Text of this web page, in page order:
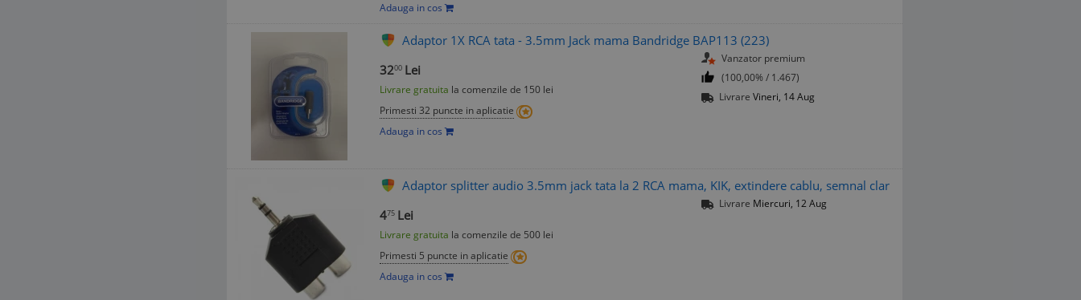
Adauga in cos
Adaptor 1X RCA tata - 3.5mm Jack mama Bandridge BAP113 (223)
3200 Lei
Livrare gratuita la comenzile de 150 lei
Primesti 32 puncte in aplicatie
Adauga in cos
Vanzator premium
(100,00% / 1.467)
Livrare Vineri, 14 Aug
Adaptor splitter audio 3.5mm jack tata la 2 RCA mama, KIK, extindere cablu, semnal clar
475 Lei
Livrare gratuita la comenzile de 500 lei
Primesti 5 puncte in aplicatie
Adauga in cos
Livrare Miercuri, 12 Aug